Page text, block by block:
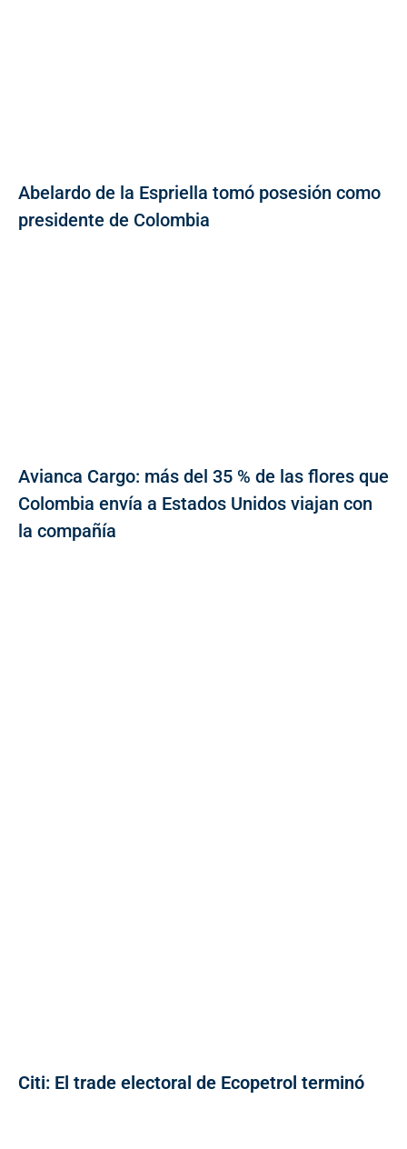
Abelardo de la Espriella tomó posesión como
presidente de Colombia
Avianca Cargo: más del 35 % de las flores que
Colombia envía a Estados Unidos viajan con
la compañía
Citi: El trade electoral de Ecopetrol terminó